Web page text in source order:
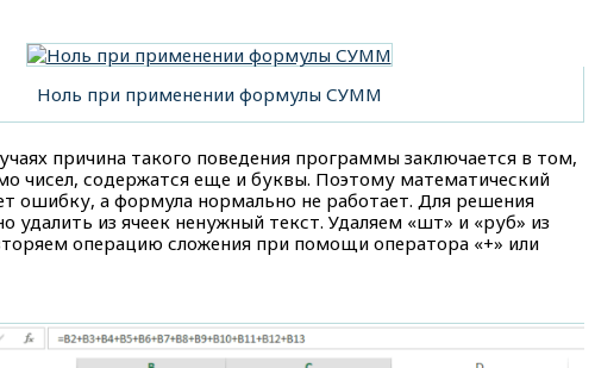
Ноль при применении формулы СУММ
причина такого поведения программы заключается в том,
чисел, содержатся еще и буквы. Поэтому математический
ошибку, а формула нормально не работает. Для решения
удалить из ячеек ненужный текст. Удаляем «шт» и «руб» из
операцию сложения при помощи оператора «+» или